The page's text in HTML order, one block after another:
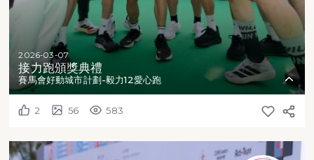
2026-03-07
接力跑頒獎典禮
賽馬會好動城市計劃-毅力12愛心跑
2 56 583